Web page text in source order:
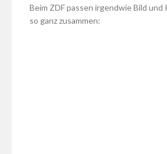
Beim ZDF passen irgendwie Bild
so ganz zusammen: